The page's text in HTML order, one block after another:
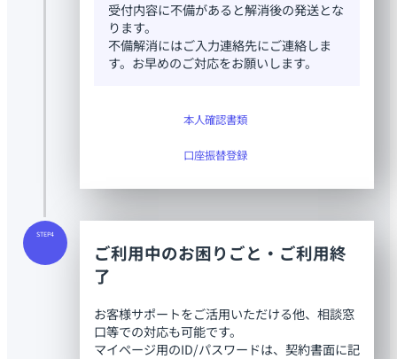
受付内容に不備があると解消後の発送とな
ります。
不備解消にはご入力連絡先にご連絡しま
す。お早めのご対応をお願いします。
本人確認書類
口座振替登録
ご利用中のお困りごと・ご利用終
了
お客様サポートをご活用いただける他、相談窓
口等での対応も可能です。
マイページ用のID/パスワードは、契約書面に記
STEP4